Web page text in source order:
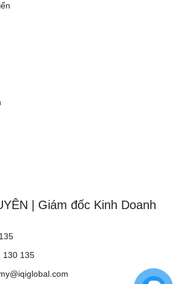
| Giám đốc Kinh Doanh
130 135